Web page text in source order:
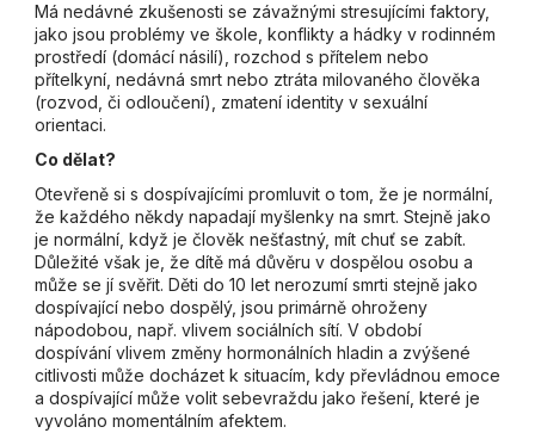
Má nedávné zkušenosti se závažnými stresujícími faktory,
jako jsou problémy ve škole, konflikty a hádky v rodinném
prostředí (domácí násilí), rozchod s přítelem nebo
přítelkyní, nedávná smrt nebo ztráta milovaného člověka
(rozvod, či odloučení), zmatení identity v sexuální
orientaci.
Co dělat?
Otevřeně si s dospívajícími promluvit o tom, že je normální,
že každého někdy napadají myšlenky na smrt. Stejně jako
je normální, když je člověk nešťastný, mít chuť se zabít.
Důležité však je, že dítě má důvěru v dospělou osobu a
může se jí svěřit. Děti do 10 let nerozumí smrti stejně jako
dospívající nebo dospělý, jsou primárně ohroženy
nápodobou, např. vlivem sociálních sítí. V období
dospívání vlivem změny hormonálních hladin a zvýšené
citlivosti může docházet k situacím, kdy převládnou emoce
a dospívající může volit sebevraždu jako řešení, které je
vyvoláno momentálním afektem.